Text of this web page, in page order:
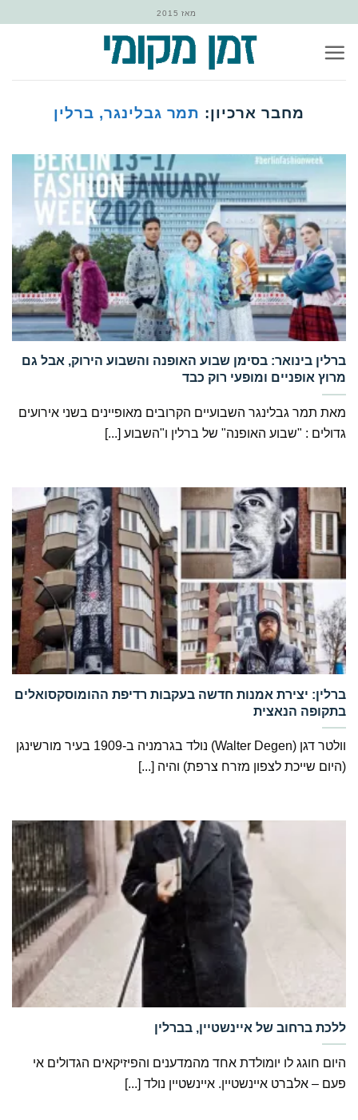
content
מאז 2015
מחבר ארכיון: תמר גבלינגר, ברלין
‏ברלין בינואר: בסימן שבוע האופנה והשבוע הירוק, אבל גם
מרוץ אופניים ומופעי רוק כבד
מאת תמר גבלינגר השבועיים הקרובים מאופיינים בשני אירועים
גדולים : "שבוע האופנה" של ברלין ו"השבוע [...]
‏ברלין: יצירת אמנות חדשה בעקבות רדיפת ההומוסקסואלים
בתקופה הנאצית
וולטר דגן (Walter Degen) נולד בגרמניה ב-1909 בעיר מורשינגן
(היום שייכת לצפון מזרח צרפת) והיה [...]
‏ללכת ברחוב של איינשטיין, בברלין
היום חוגג לו יומולדת אחד מהמדענים והפיזיקאים הגדולים אי
פעם – אלברט איינשטיין. איינשטיין נולד [...]